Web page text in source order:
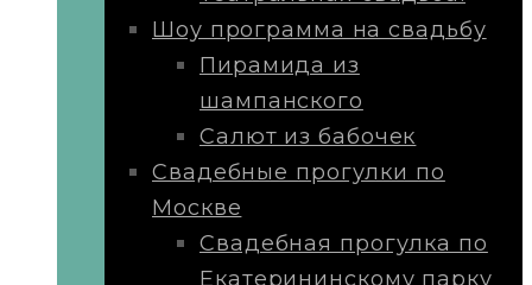
Шоу программа на свадьбу
Пирамида из
шампанского
Салют из бабочек
Свадебные прогулки по
Москве
Свадебная прогулка по
Екатерининскому парку